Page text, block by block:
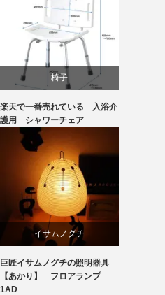
椅子
楽天で一番売れている 入浴介
護用 シャワーチェア
イサムノグチ
国産
巨匠イサムノグチの照明器具
【あかり】 フロアランプ
1AD